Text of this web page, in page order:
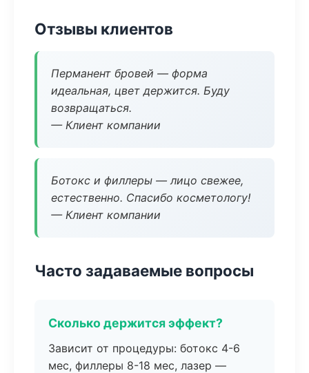
Отзывы клиентов
Перманент бровей — форма
идеальная, цвет держится. Буду
возвращаться.
— Клиент компании
Ботокс и филлеры — лицо свежее,
естественно. Спасибо косметологу!
— Клиент компании
Часто задаваемые вопросы
Сколько держится эффект?
Зависит от процедуры: ботокс 4-6
мес, филлеры 8-18 мес, лазер —